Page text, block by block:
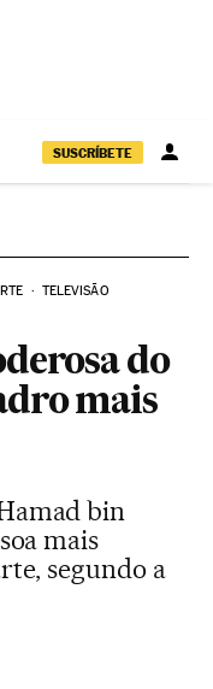
SUSCRÍBETE
TELEVISÃO
do
mais
bin
mais
segundo a